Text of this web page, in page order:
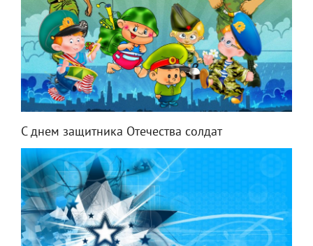
С днем защитника Отечества солдат